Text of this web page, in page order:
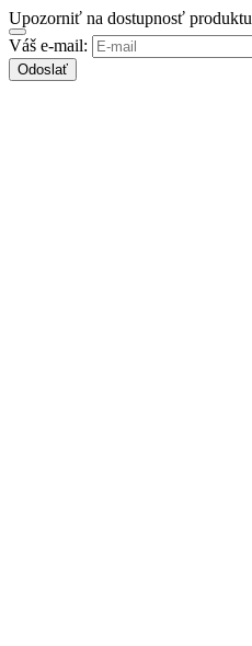
Upozorniť na dostupnosť produktu
Váš e-mail:
Odoslať